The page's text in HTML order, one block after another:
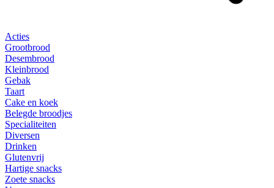
Acties
Grootbrood
Desembrood
Kleinbrood
Gebak
Taart
Cake en koek
Belegde broodjes
Specialiteiten
Diversen
Drinken
Glutenvrij
Hartige snacks
Zoete snacks